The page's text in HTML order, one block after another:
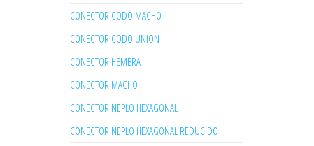
CONECTOR CODO MACHO
CONECTOR CODO UNION
CONECTOR HEMBRA
CONECTOR MACHO
CONECTOR NEPLO HEXAGONAL
CONECTOR NEPLO HEXAGONAL REDUCIDO